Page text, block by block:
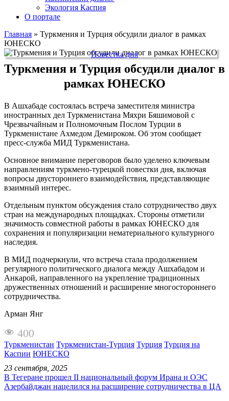
Экология Каспия
О портале
Главная » Туркмения и Турция обсудили диалог в рамках
ЮНЕСКО
Повестка дня
Туркмения и Турция обсудили диалог в
рамках ЮНЕСКО
В Ашхабаде состоялась встреча заместителя министра
иностранных дел Туркменистана Мяхри Бяшимовой с
Чрезвычайным и Полномочным Послом Турции в
Туркменистане Ахмедом Демироком. Об этом сообщает
пресс-служба МИД Туркменистана.
Основное внимание переговоров было уделено ключевым
направлениям туркмено-турецкой повестки дня, включая
вопросы двустороннего взаимодействия, представляющие
взаимный интерес.
Отдельным пунктом обсуждения стало сотрудничество двух
стран на международных площадках. Стороны отметили
значимость совместной работы в рамках ЮНЕСКО для
сохранения и популяризации нематериального культурного
наследия.
В МИД подчеркнули, что встреча стала продолжением
регулярного политического диалога между Ашхабадом и
Анкарой, направленного на укрепление традиционных
дружественных отношений и расширение многостороннего
сотрудничества.
Арман Янг
400
Туркменистан Туркменистан-Турция Турция Турция на
Каспии ЮНЕСКО
23 сентября, 2025
В Тегеране прошел II национальный форум Ирана и ОЭС
Азербайджан нацелился на расширение сотрудничества в ЦА